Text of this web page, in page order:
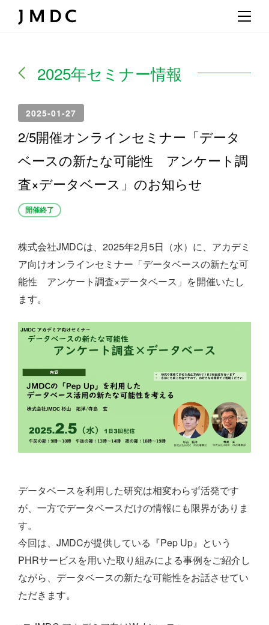
2025年セミナー情報
2025-01-27
2/5開催オンラインセミナー「データ
ベースの新たな可能性 アンケート調
査×データベース」のお知らせ
開催終了
株式会社JMDCは、2025年2月5日（水）に、アカデミ
ア向けオンラインセミナー「データベースの新たな可
能性 アンケート調査×データベース」を開催いたし
ます。
データベースを利用した研究は相変わらず活発です
が、一方でデータベースだけの情報にも限界がありま
す。
今回は、JMDCが提供している『Pep Up』という
PHRサービスを用いた取り組みによる事例をご紹介し
ながら、データベースの新たな可能性をお話させてい
ただきます。